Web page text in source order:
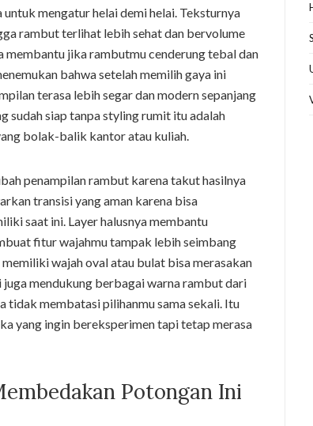
mengatur helai demi helai. Teksturnya
rambut terlihat lebih sehat dan bervolume
jika rambutmu cenderung tebal dan
bahwa setelah memilih gaya ini
terasa lebih segar dan modern sepanjang
sudah siap tanpa styling rumit itu adalah
bolak-balik kantor atau kuliah.
penampilan rambut karena takut hasilnya
transisi yang aman karena bisa
saat ini. Layer halusnya membantu
fitur wajahmu tampak lebih seimbang
wajah oval atau bulat bisa merasakan
mendukung berbagai warna rambut dari
tidak membatasi pilihanmu sama sekali. Itu
yang ingin bereksperimen tapi tetap merasa
Potongan Ini